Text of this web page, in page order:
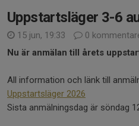
Uppstartsläger 3-6
15 jun, 19:33
0
Nu är anmälan till årets
All information och länk till
Uppstartsläger 2026
Sista anmälningsdag är söndag